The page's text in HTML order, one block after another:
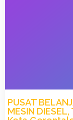
PUSAT
MESIN